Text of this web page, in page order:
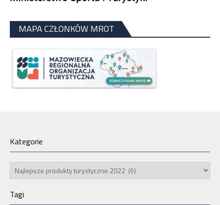
MAPA CZŁONKÓW MROT
Kategorie
Kategorie
Tagi